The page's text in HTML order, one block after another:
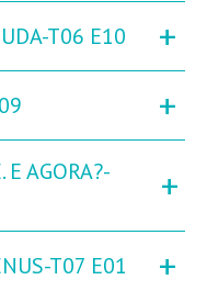
T06 E10 +
+
AGORA?-
+
T07 E01 +